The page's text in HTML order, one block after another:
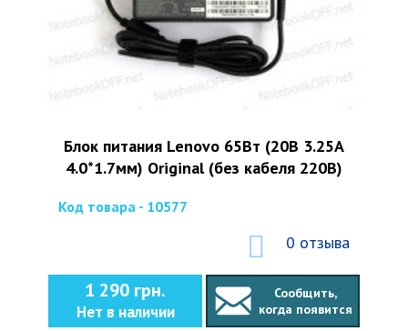
Блок питания Lenovo 65Вт (20В 3.25А
4.0*1.7мм) Original (без кабеля 220В)
Код товара - 10577
0 отзыва
1 290 грн.
Нет в наличии
Сообщить,
когда появится